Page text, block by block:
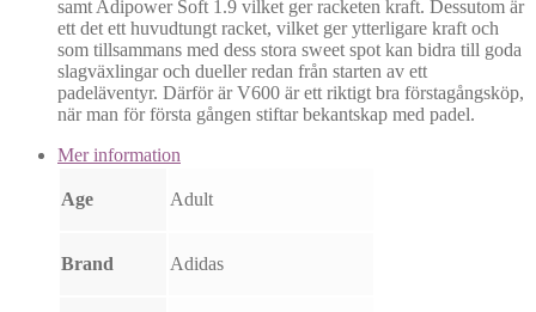
samt Adipower Soft 1.9 vilket ger racketen kraft. Dessutom är
ett det ett huvudtungt racket, vilket ger ytterligare kraft och
som tillsammans med dess stora sweet spot kan bidra till goda
slagväxlingar och dueller redan från starten av ett
padeläventyr. Därför är V600 är ett riktigt bra förstagångsköp,
när man för första gången stiftar bekantskap med padel.
Mer information
Age Adult
Brand Adidas